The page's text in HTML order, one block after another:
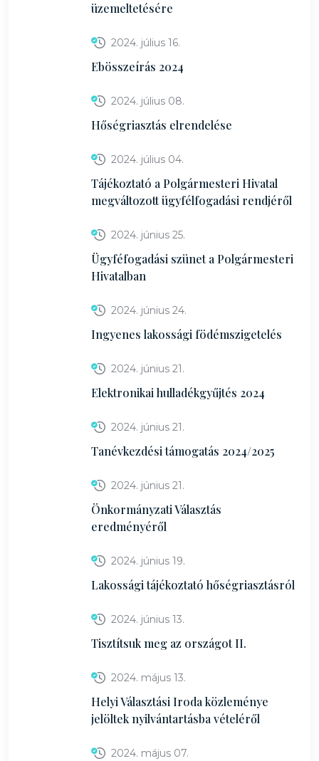
üzemeltetésére
2024. július 16.
Ebösszeírás 2024
2024. július 08.
Hőségriasztás elrendelése
2024. július 04.
Tájékoztató a Polgármesteri Hivatal
megváltozott ügyfélfogadási rendjéről
2024. június 25.
Ügyféfogadási szünet a Polgármesteri
Hivatalban
2024. június 24.
Ingyenes lakossági födémszigetelés
2024. június 21.
Elektronikai hulladékgyűjtés 2024
2024. június 21.
Tanévkezdési támogatás 2024/2025
2024. június 21.
Önkormányzati Választás
eredményéről
2024. június 19.
Lakossági tájékoztató hőségriasztásról
2024. június 13.
Tisztítsuk meg az országot II.
2024. május 13.
Helyi Választási Iroda közleménye
jelöltek nyilvántartásba vételéről
2024. május 07.